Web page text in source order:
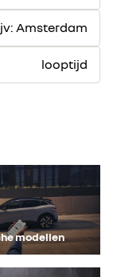
Amsterdam
looptijd
modellen